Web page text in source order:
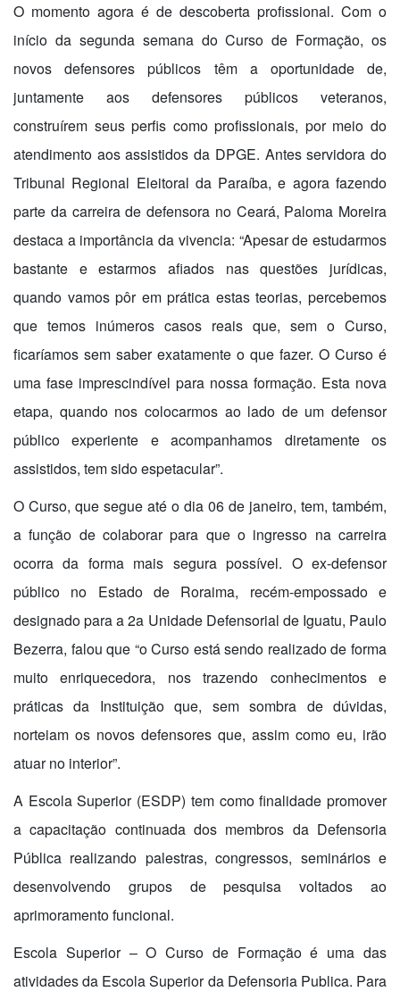
O momento agora é de descoberta profissional. Com o
início da segunda semana do Curso de Formação, os
novos defensores públicos têm a oportunidade de,
juntamente aos defensores públicos veteranos,
construírem seus perfis como profissionais, por meio do
atendimento aos assistidos da DPGE. Antes servidora do
Tribunal Regional Eleitoral da Paraíba, e agora fazendo
parte da carreira de defensora no Ceará, Paloma Moreira
destaca a importância da vivencia: “Apesar de estudarmos
bastante e estarmos afiados nas questões jurídicas,
quando vamos pôr em prática estas teorias, percebemos
que temos inúmeros casos reais que, sem o Curso,
ficaríamos sem saber exatamente o que fazer. O Curso é
uma fase imprescindível para nossa formação. Esta nova
etapa, quando nos colocarmos ao lado de um defensor
público experiente e acompanhamos diretamente os
assistidos, tem sido espetacular”.
O Curso, que segue até o dia 06 de janeiro, tem, também,
a função de colaborar para que o ingresso na carreira
ocorra da forma mais segura possível. O ex-defensor
público no Estado de Roraima, recém-empossado e
designado para a 2a Unidade Defensorial de Iguatu, Paulo
Bezerra, falou que “o Curso está sendo realizado de forma
muito enriquecedora, nos trazendo conhecimentos e
práticas da Instituição que, sem sombra de dúvidas,
norteiam os novos defensores que, assim como eu, irão
atuar no interior”.
A Escola Superior (ESDP) tem como finalidade promover
a capacitação continuada dos membros da Defensoria
Pública realizando palestras, congressos, seminários e
desenvolvendo grupos de pesquisa voltados ao
aprimoramento funcional.
Escola Superior – O Curso de Formação é uma das
atividades da Escola Superior da Defensoria Publica. Para